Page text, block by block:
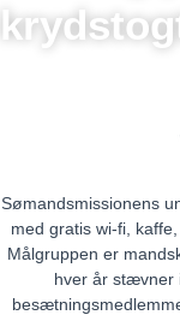
Sømandsmissionens
med gratis wi-fi,
Målgruppen er
hver år stævner